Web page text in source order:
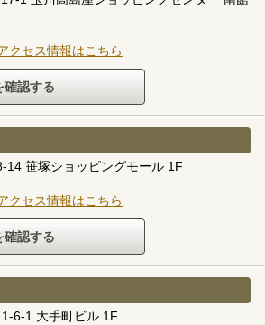
クセス情報はこちら
14 笹塚ショッピングモール 1F
クセス情報はこちら
6-1 大手町ビル 1F